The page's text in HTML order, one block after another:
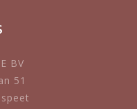
BV
51